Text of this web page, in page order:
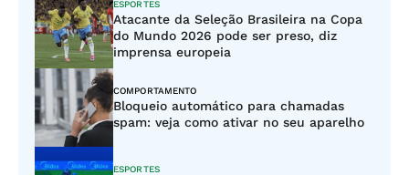
ESPORTES
Atacante da Seleção Brasileira na Copa
do Mundo 2026 pode ser preso, diz
imprensa europeia
COMPORTAMENTO
Bloqueio automático para chamadas
spam: veja como ativar no seu aparelho
ESPORTES